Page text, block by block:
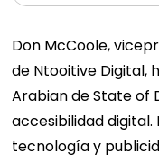
Don McCoole,
de Ntooitive Digital,
Arabian de State of
accesibilidad digital.
tecnología y